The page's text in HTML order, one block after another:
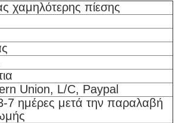
χαμηλότερης πίεσης
Union, L/C, Paypal
7 ημέρες μετά την παραλαβή